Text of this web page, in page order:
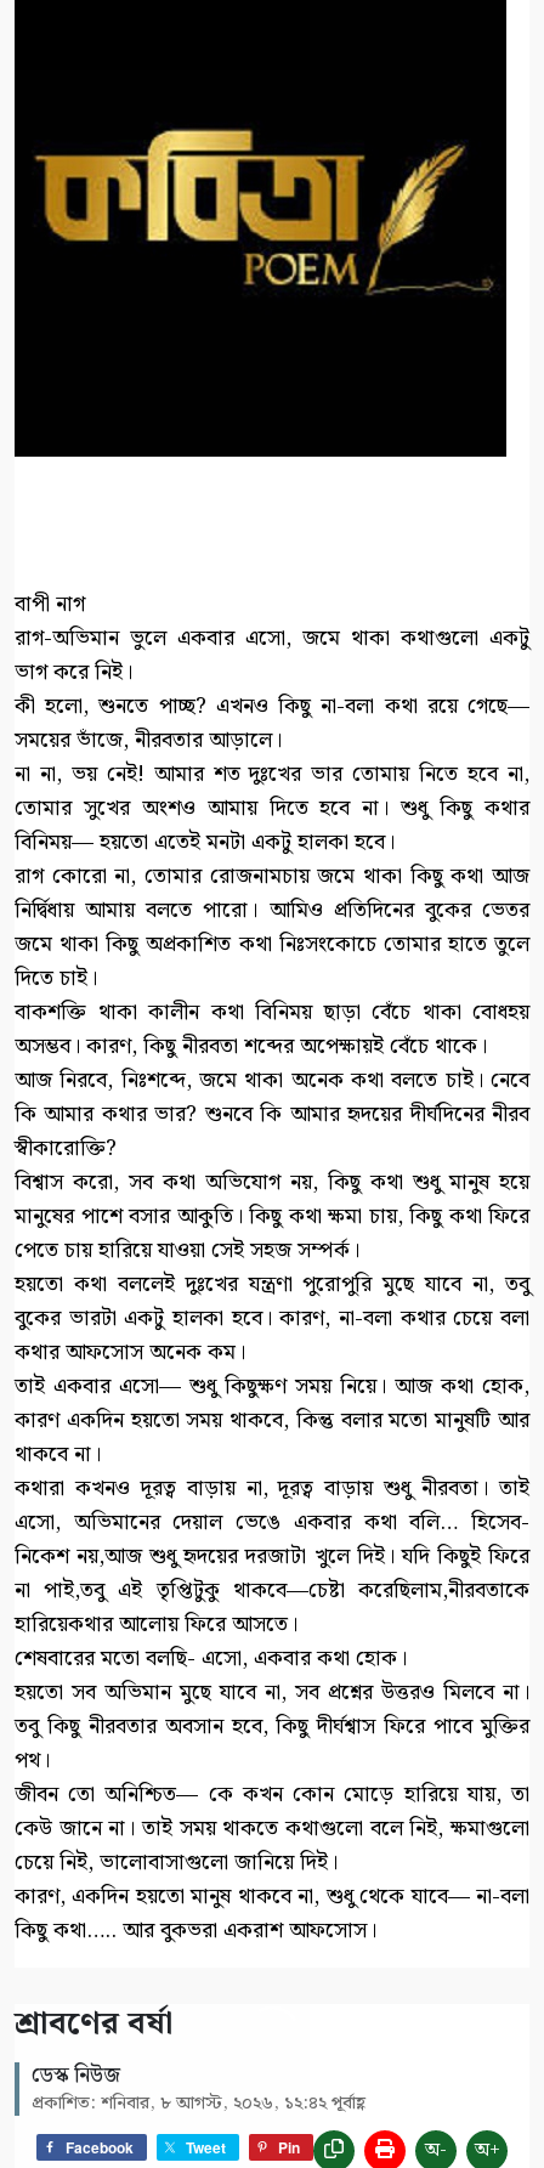
বাপী নাগ
রাগ-অভিমান ভুলে একবার এসো, জমে থাকা কথাগুলো একটু
ভাগ করে নিই।
কী হলো, শুনতে পাচ্ছ? এখনও কিছু না-বলা কথা রয়ে গেছে—
সময়ের ভাঁজে, নীরবতার আড়ালে।
না না, ভয় নেই! আমার শত দুঃখের ভার তোমায় নিতে হবে না,
তোমার সুখের অংশও আমায় দিতে হবে না। শুধু কিছু কথার
বিনিময়— হয়তো এতেই মনটা একটু হালকা হবে।
রাগ কোরো না, তোমার রোজনামচায় জমে থাকা কিছু কথা আজ
নির্দ্বিধায় আমায় বলতে পারো। আমিও প্রতিদিনের বুকের ভেতর
জমে থাকা কিছু অপ্রকাশিত কথা নিঃসংকোচে তোমার হাতে তুলে
দিতে চাই।
বাকশক্তি থাকা কালীন কথা বিনিময় ছাড়া বেঁচে থাকা বোধহয়
অসম্ভব। কারণ, কিছু নীরবতা শব্দের অপেক্ষায়ই বেঁচে থাকে।
আজ নিরবে, নিঃশব্দে, জমে থাকা অনেক কথা বলতে চাই। নেবে
কি আমার কথার ভার? শুনবে কি আমার হৃদয়ের দীর্ঘদিনের নীরব
স্বীকারোক্তি?
বিশ্বাস করো, সব কথা অভিযোগ নয়, কিছু কথা শুধু মানুষ হয়ে
মানুষের পাশে বসার আকুতি। কিছু কথা ক্ষমা চায়, কিছু কথা ফিরে
পেতে চায় হারিয়ে যাওয়া সেই সহজ সম্পর্ক।
হয়তো কথা বললেই দুঃখের যন্ত্রণা পুরোপুরি মুছে যাবে না, তবু
বুকের ভারটা একটু হালকা হবে। কারণ, না-বলা কথার চেয়ে বলা
কথার আফসোস অনেক কম।
তাই একবার এসো— শুধু কিছুক্ষণ সময় নিয়ে। আজ কথা হোক,
কারণ একদিন হয়তো সময় থাকবে, কিন্তু বলার মতো মানুষটি আর
থাকবে না।
কথারা কখনও দূরত্ব বাড়ায় না, দূরত্ব বাড়ায় শুধু নীরবতা। তাই
এসো, অভিমানের দেয়াল ভেঙে একবার কথা বলি… হিসেব-
নিকেশ নয়,আজ শুধু হৃদয়ের দরজাটা খুলে দিই। যদি কিছুই ফিরে
না পাই,তবু এই তৃপ্তিটুকু থাকবে—চেষ্টা করেছিলাম,নীরবতাকে
হারিয়েকথার আলোয় ফিরে আসতে।
শেষবারের মতো বলছি- এসো, একবার কথা হোক।
হয়তো সব অভিমান মুছে যাবে না, সব প্রশ্নের উত্তরও মিলবে না।
তবু কিছু নীরবতার অবসান হবে, কিছু দীর্ঘশ্বাস ফিরে পাবে মুক্তির
পথ।
জীবন তো অনিশ্চিত— কে কখন কোন মোড়ে হারিয়ে যায়, তা
কেউ জানে না। তাই সময় থাকতে কথাগুলো বলে নিই, ক্ষমাগুলো
চেয়ে নিই, ভালোবাসাগুলো জানিয়ে দিই।
কারণ, একদিন হয়তো মানুষ থাকবে না, শুধু থেকে যাবে— না-বলা
কিছু কথা….. আর বুকভরা একরাশ আফসোস।
শ্রাবণের বর্ষা
ডেস্ক নিউজ
প্রকাশিত: শনিবার, ৮ আগস্ট, ২০২৬, ১২:৪২ পূর্বাহ্ণ
Facebook Tweet Pin অ- অ+